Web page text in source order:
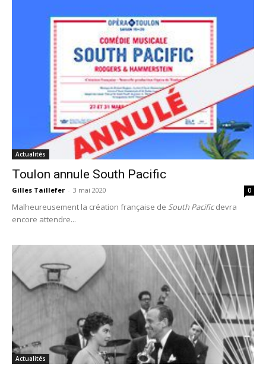
Actualités
Toulon annule South Pacific
Gilles Taillefer - 3 mai 2020 0
Malheureusement la création française de South Pacificdevra
encore attendre...
Actualités